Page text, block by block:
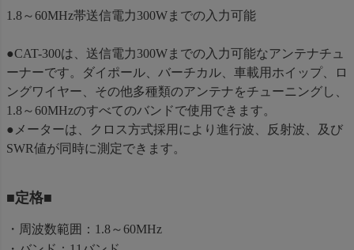
1.8～60MHz帯送信電力300Wまでの入力可能
●CAT-300は、送信電力300Wまでの入力可能なアンテナチュ
ーナーです。ダイポール、バーチカル、車載用ホイップ、ロ
ングワイヤー、その他多種類のアンテナをチューニングし、
1.8～60MHzのすべてのバンドで使用できます。
●メーターは、クロス方式採用により進行波、反射波、及び
SWR値が同時に測定できます。
■定格■
・周波数範囲：1.8～60MHz